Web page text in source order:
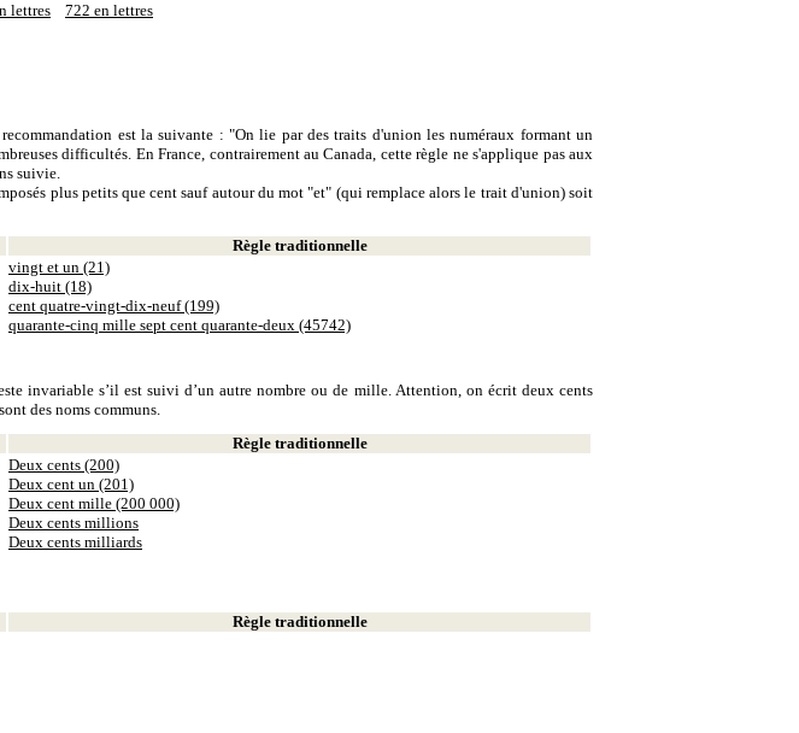
lettres 722 en lettres
est la suivante : "On lie par des traits d'union les numéraux formant un
difficultés. En France, contrairement au Canada, cette règle ne s'applique pas aux
suivie.
plus petits que cent sauf autour du mot "et" (qui remplace alors le trait d'union) soit
Règle traditionnelle
vingt et un (21)
dix-huit (18)
cent quatre-vingt-dix-neuf (199)
quarante-cinq mille sept cent quarante-deux (45742)
invariable s’il est suivi d’un autre nombre ou de mille. Attention, on écrit deux cents
des noms communs.
Règle traditionnelle
Deux cents (200)
Deux cent un (201)
Deux cent mille (200 000)
Deux cents millions
Deux cents milliards
Règle traditionnelle